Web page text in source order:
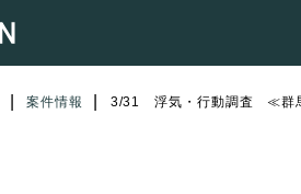
案件情報 3/31 浮気・行動調査 ≪群